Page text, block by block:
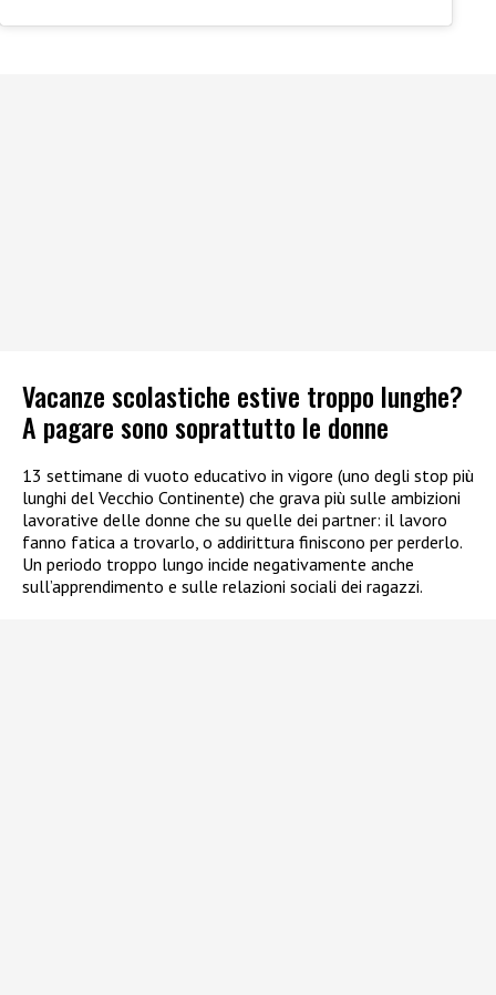
Vacanze scolastiche estive troppo lunghe?
A pagare sono soprattutto le donne
13 settimane di vuoto educativo in vigore (uno degli stop più
lunghi del Vecchio Continente) che grava più sulle ambizioni
lavorative delle donne che su quelle dei partner: il lavoro
fanno fatica a trovarlo, o addirittura finiscono per perderlo.
Un periodo troppo lungo incide negativamente anche
sull’apprendimento e sulle relazioni sociali dei ragazzi.